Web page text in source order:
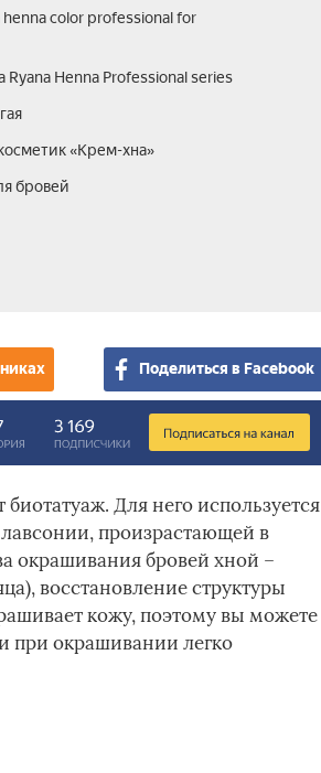
henna color professional for
Ryana Henna Professional series
«Крем-хна»
бровей
Поделиться в Facebook
Для него используется
произрастающей в
окрашивания бровей хной –
восстановление структуры
кожу, поэтому вы можете
при окрашивании легко